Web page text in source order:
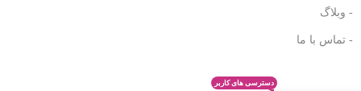
- وبلاگ
- تماس با ما
دسترسی های کاربر